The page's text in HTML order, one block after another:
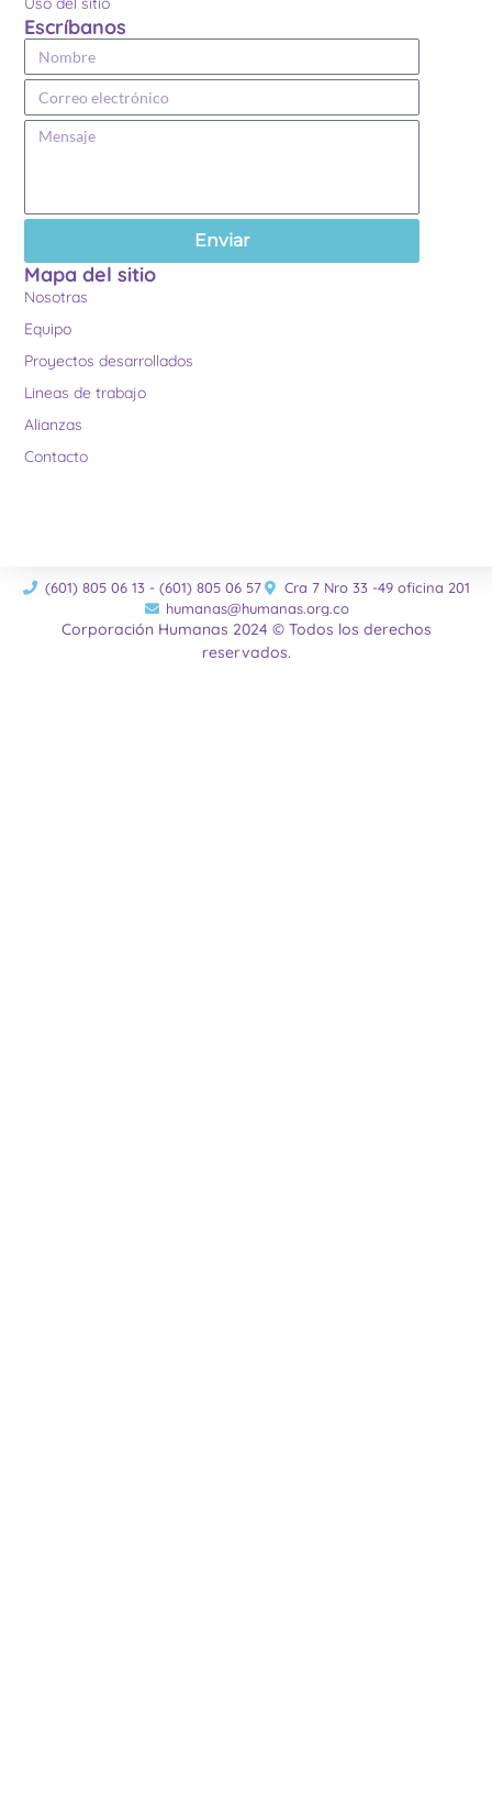
Escríbanos
Enviar
Mapa del sitio
Nosotras
Equipo
Proyectos desarrollados
Lineas de trabajo
Alianzas
Contacto
(601) 805 06 13 - (601) 805 06 57
Cra 7 Nro 33 -49 oficina 201
humanas@humanas.org.co
Corporación Humanas 2024 © Todos los derechos
reservados.